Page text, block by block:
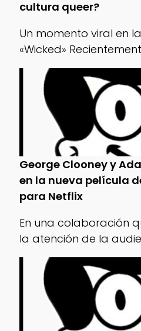
cultura queer?
Un momento viral en
«Wicked»
George Clooney y
en la nueva película
para Netflix
En una colaboración
la atención de la